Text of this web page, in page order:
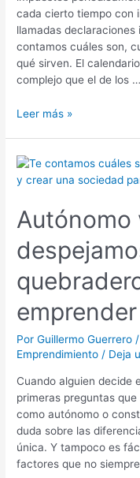
cada cierto tiempo con
llamadas
contamos cuáles son,
qué sirven. El
complejo que el de los …
Leer más »
Autónomo
PorGuillermo Guerrero
Emprendimiento / Deja
Cuando alguien decide
primeras preguntas
como autónomo o
duda sobre las
única. Y tampoco es
factores que no
Autónomo
vs.
despejamos
el
principal
quebradero
de
cabeza
de
emprender
en
España